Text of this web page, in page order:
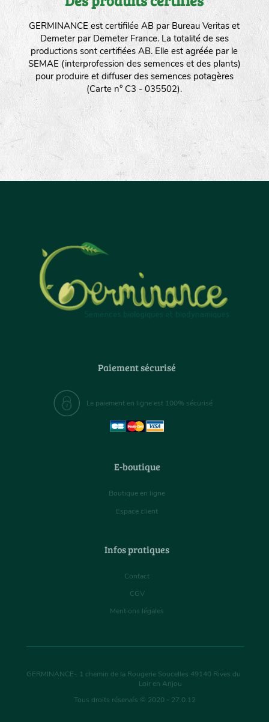
GERMINANCE est certifilée AB par Bureau Veritas et
Demeter par Demeter France. La totalité de ses
productions sont certifiées AB. Elle est agréée par le
SEMAE (interprofession des semences et des plants)
pour produire et diffuser des semences potagères
(Carte n° C3 - 035502).
Paiement sécurisé
Le paiement en ligne est 100% sécurisé
E-boutique
Boutique en ligne
Espace client
Infos pratiques
Contact
CGV
Mentions légales
GERMINANCE- 1 chemin de la Rougerie Soucelles 49140 Rives du
Loir en Anjou
Tous droits réservés © 2020 - 27.0.12